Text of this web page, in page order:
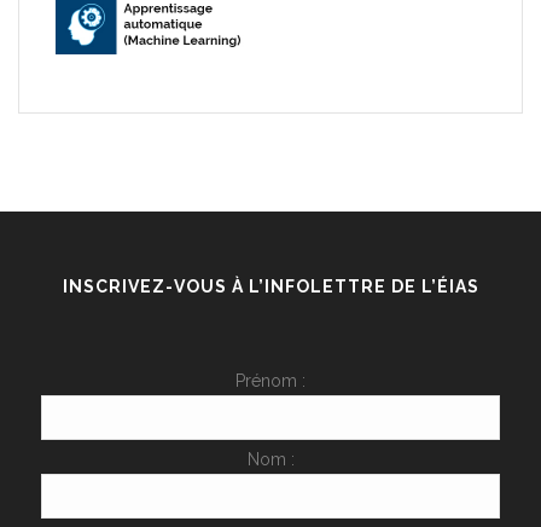
INSCRIVEZ-VOUS À L’INFOLETTRE DE L’ÉIAS
Prénom :
Nom :